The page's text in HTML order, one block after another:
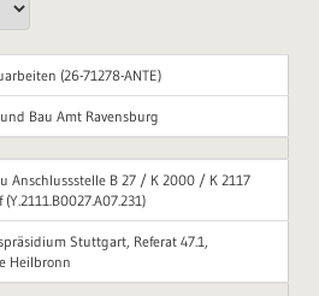
(26-71278-ANTE)
Bau Amt Ravensburg
Anschlussstelle B 27 / K 2000 / K 2117
Stuttgart, Referat 47.1,
Heilbronn